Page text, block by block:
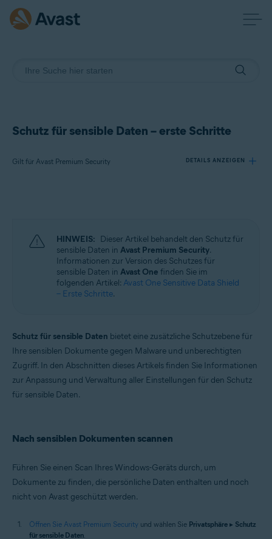
Schutz für sensible Daten – erste Schritte
Gilt für Avast Premium Security DETAILS ANZEIGEN
Betriebssysteme:
HINWEIS: Dieser Artikel behandelt den Schutz für
sensible Daten in Avast Premium Security.
Informationen zur Version des Schutzes für
sensible Daten in Avast One finden Sie im
folgenden Artikel: Avast One Sensitive Data Shield
– Erste Schritte.
Schutz für sensible Daten bietet eine zusätzliche Schutzebene für
Ihre sensiblen Dokumente gegen Malware und unberechtigten
Zugriff. In den Abschnitten dieses Artikels finden Sie Informationen
zur Anpassung und Verwaltung aller Einstellungen für den Schutz
für sensible Daten.
Nach sensiblen Dokumenten scannen
Führen Sie einen Scan Ihres Windows-Geräts durch, um
Dokumente zu finden, die persönliche Daten enthalten und noch
nicht von Avast geschützt werden.
Öffnen Sie Avast Premium Security und wählen Sie Privatsphäre ▸ Schutz
für sensible Daten.